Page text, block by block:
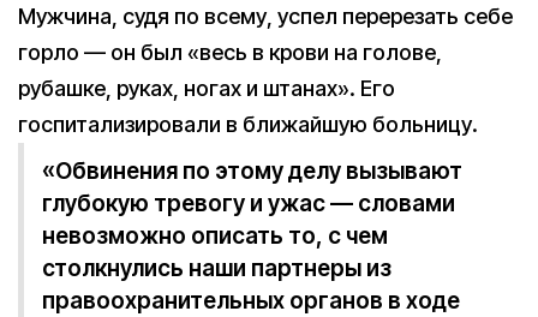
Мужчина, судя по всему, успел перерезать себе
горло — он был «весь в крови на голове,
рубашке, руках, ногах и штанах». Его
госпитализировали в ближайшую больницу.
«Обвинения по этому делу вызывают
глубокую тревогу и ужас — словами
невозможно описать то, с чем
столкнулись наши партнеры из
правоохранительных органов в ходе